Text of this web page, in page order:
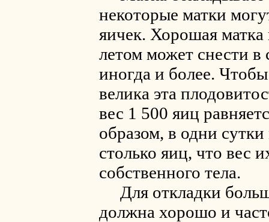
некоторые матки
яичек. Хорошая
летом может снести в
иногда и более.
велика эта
вес 1 500 яиц
образом, в одни
столько яиц, что вес
собственного тела.
Для откладки
должна хорошо и